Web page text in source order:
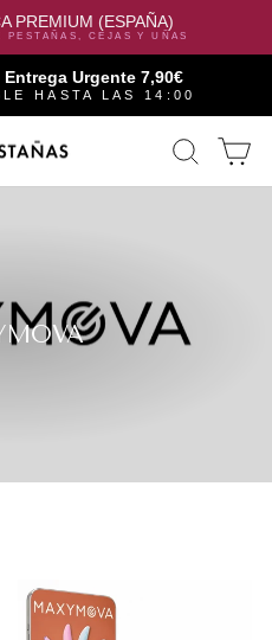
PREMIUM (ESPAÑA)
PESTAÑAS, CEJAS Y UÑAS
Urgente 7,90€
HASTA LAS 14:00